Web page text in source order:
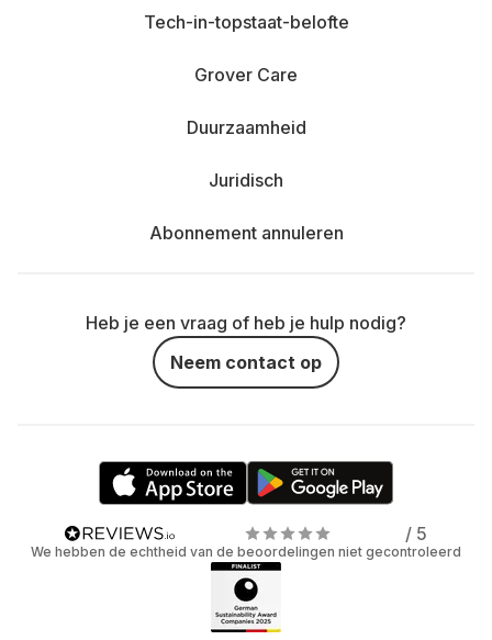
Tech-in-topstaat-belofte
Grover Care
Duurzaamheid
Juridisch
Abonnement annuleren
Heb je een vraag of heb je hulp nodig?
Neem contact op
/ 5
We hebben de echtheid van de beoordelingen niet gecontroleerd